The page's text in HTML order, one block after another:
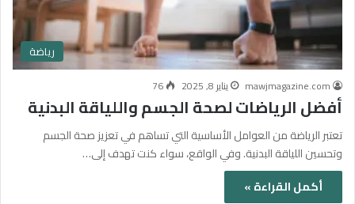
رياضة
mawjmagazine.com يناير 8, 2025 76
أفضل الرياضات لصحة الجسم واللياقة البدنية
تعتبر الرياضة من العوامل الأساسية التي تساهم في تعزيز صحة الجسم
وتحسين اللياقة البدنية. وفي الواقع، سواء كنت تهدف إلى…
أكمل القراءة »